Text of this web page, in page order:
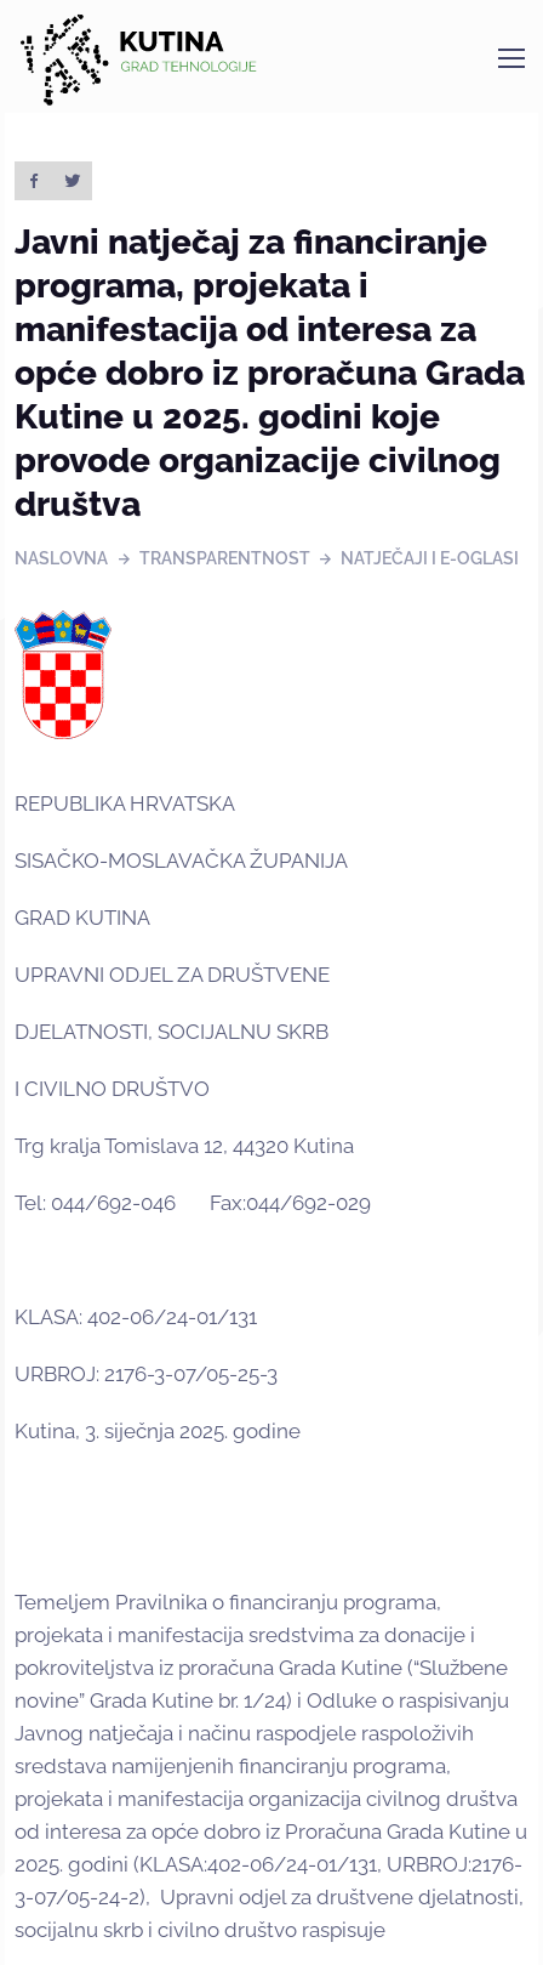
Kutina
Javni natječaj za financiranje
programa, projekata i
manifestacija od interesa za
opće dobro iz proračuna Grada
Kutine u 2025. godini koje
provode organizacije civilnog
društva
NASLOVNA TRANSPARENTNOST NATJEČAJI I E-OGLASI
REPUBLIKA HRVATSKA
SISAČKO-MOSLAVAČKA ŽUPANIJA
GRAD KUTINA
UPRAVNI ODJEL ZA DRUŠTVENE
DJELATNOSTI, SOCIJALNU SKRB
I CIVILNO DRUŠTVO
Trg kralja Tomislava 12, 44320 Kutina
Tel: 044/692-046 Fax:044/692-029
KLASA: 402-06/24-01/131
URBROJ: 2176-3-07/05-25-3
Kutina, 3. siječnja 2025. godine
Temeljem Pravilnika o financiranju programa,
projekata i manifestacija sredstvima za donacije i
pokroviteljstva iz proračuna Grada Kutine (“Službene
novine” Grada Kutine br. 1/24) i Odluke o raspisivanju
Javnog natječaja i načinu raspodjele raspoloživih
sredstava namijenjenih financiranju programa,
projekata i manifestacija organizacija civilnog društva
od interesa za opće dobro iz Proračuna Grada Kutine u
2025. godini (KLASA:402-06/24-01/131, URBROJ:2176-
3-07/05-24-2), Upravni odjel za društvene djelatnosti,
socijalnu skrb i civilno društvo raspisuje